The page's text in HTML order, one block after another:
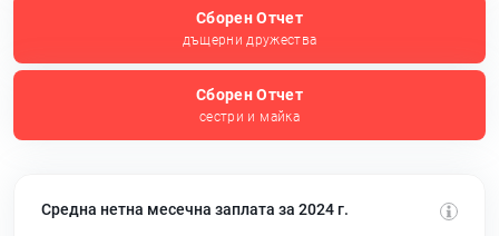
Сборен Отчет
дъщерни дружества
Сборен Отчет
сестри и майка
Средна нетна месечна заплата за 2024 г.